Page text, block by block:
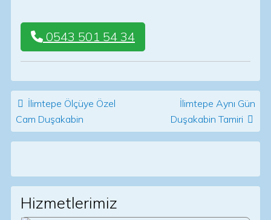
0543 501 54 34
Post navigation
İlimtepe Ölçüye Özel
Cam Duşakabin
İlimtepe Aynı Gün
Duşakabin Tamiri
Hizmetlerimiz